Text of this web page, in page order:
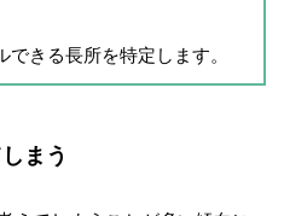
きる長所を特定します。
まう